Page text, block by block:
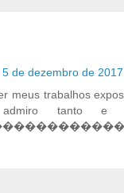
5 de dezembro de
meus trabalhos
tanto e